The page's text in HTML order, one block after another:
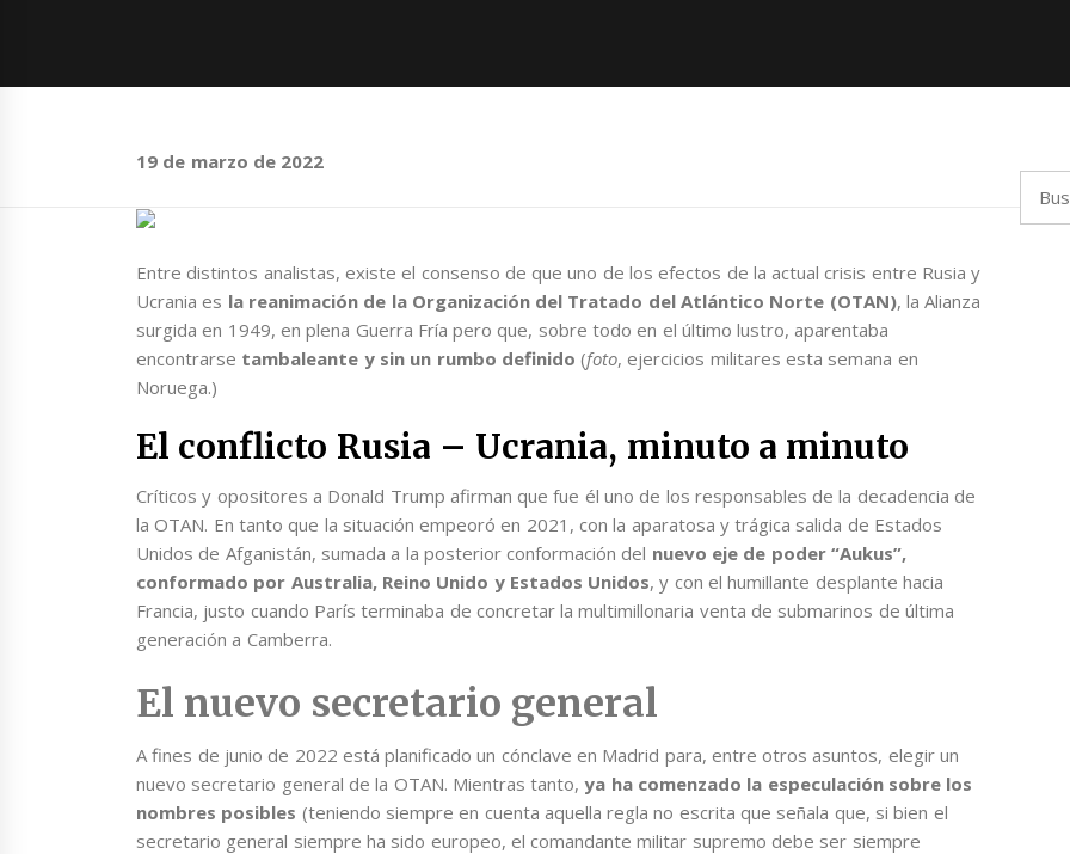
19 de marzo de 2022
Entre distintos analistas, existe el consenso de que uno de los efectos de la actual crisis entre Rusia y
Ucrania es la reanimación de la Organización del Tratado del Atlántico Norte (OTAN), la Alianza
surgida en 1949, en plena Guerra Fría pero que, sobre todo en el último lustro, aparentaba
encontrarse tambaleante y sin un rumbo definido(foto, ejercicios militares esta semana en
Noruega.)
El conflicto Rusia – Ucrania, minuto a minuto
Críticos y opositores a Donald Trump afirman que fue él uno de los responsables de la decadencia de
la OTAN. En tanto que la situación empeoró en 2021, con la aparatosa y trágica salida de Estados
Unidos de Afganistán, sumada a la posterior conformación del nuevo eje de poder “Aukus”,
conformado por Australia, Reino Unido y Estados Unidos, y con el humillante desplante hacia
Francia, justo cuando París terminaba de concretar la multimillonaria venta de submarinos de última
generación a Camberra.
El nuevo secretario general
A fines de junio de 2022 está planificado un cónclave en Madrid para, entre otros asuntos, elegir un
nuevo secretario general de la OTAN. Mientras tanto,ya ha comenzado la especulación sobre los
nombres posibles (teniendo siempre en cuenta aquella regla no escrita que señala que, si bien el
secretario general siempre ha sido europeo, el comandante militar supremo debe ser siempre